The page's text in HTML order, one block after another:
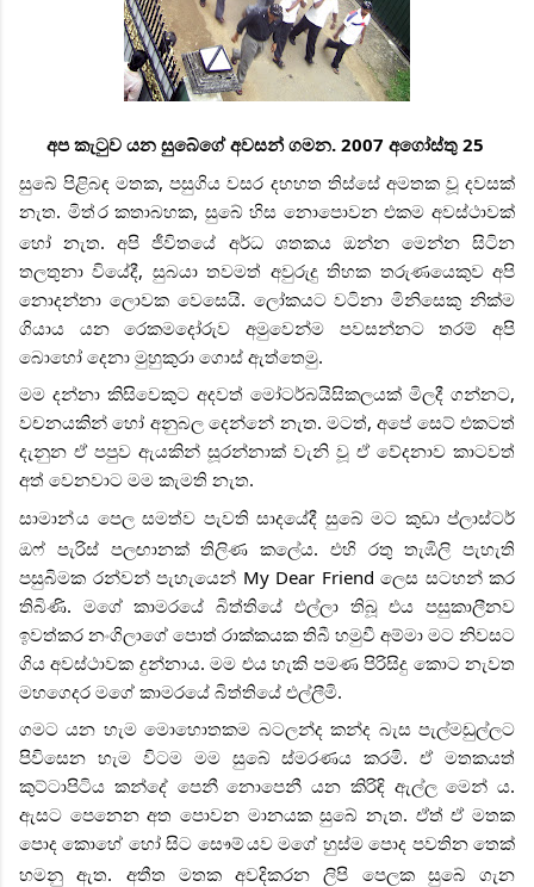
අප කැටුව යන සුබේගේ අවසන් ගමන. 2007 අගෝස්තු 25
සුබේ පිළිබඳ මතක, පසුගිය වසර දහහත තිස්සේ අමතක වූ දවසක්
නැත. මිත්ර කතාබහක, සුබේ හිස නොපොවන එකම අවස්ථාවක්
හෝ නැත. අපි ජීවිතයේ අර්ධ ශතකය ඔන්න මෙන්න සිටින
තලතුනා වියේදී, සුබයා තවමත් අවුරුදු තිහක තරුණයෙකුව අපි
නොදන්නා ලොවක වෙසෙයි. ලෝකයට වටිනා මිනිසෙකු නික්ම
ගියාය යන රෙකමදෝරුව අමුවෙන්ම පවසන්නට තරම් අපි
බොහෝ දෙනා මුහුකුරා ගොස් ඇත්තෙමු.
මම දන්නා කිසිවෙකුට අදවත් මෝටර්බයිසිකලයක් මිලදී ගන්නට,
වචනයකින් හෝ අනුබල දෙන්නේ නැත. මටත්, අපේ සෙට් එකටත්
දැනුන ඒ පපුව ඇයකින් සූරන්නාක් වැනි වූ ඒ වේදනාව කාටවත්
අත් වෙනවාට මම කැමති නැත.
සාමාන්ය පෙල සමත්ව පැවති සාදයේදී සුබේ මට කුඩා ප්ලාස්ටර්
ඔෆ් පැරිස් පලඟානක් තිලිණ කලේය. එහි රතු තැඹිලි පැහැති
පසුබිමක රන්වන් පැහැයෙන් My Dear Friend ලෙස සටහන් කර
තිබිණි. මගේ කාමරයේ බිත්තියේ එල්ලා තිබූ එය පසුකාලීනව
ඉවත්කර නංගිලාගේ පොත් රාක්කයක තිබී හමුවී අම්මා මට නිවසට
ගිය අවස්ථාවක දුන්නාය. මම එය හැකි පමණ පිරිසිදු කොට නැවත
මහගෙදර මගේ කාමරයේ බිත්තියේ එල්ලීමි.
ගමට යන හැම මොහොතකම බටලන්ද කන්ද බැස පැල්මඩුල්ලට
පිවිසෙන හැම විටම මම සුබේ ස්මරණය කරමි. ඒ මතකයත්
කුට්ටාපිටිය කන්දේ පෙනී නොපෙනී යන කිරිඳි ඇල්ල මෙන් ය.
ඇසට පෙනෙන අත පොවන මානයක සුබේ නැත. ඒත් ඒ මතක
පොද කොහේ හෝ සිට සෞම්යව මගේ හුස්ම පොද පවතින තෙක්
හමනු ඇත. අතීත මතක අවදිකරන ලිපි පෙලක සුබේ ගැන